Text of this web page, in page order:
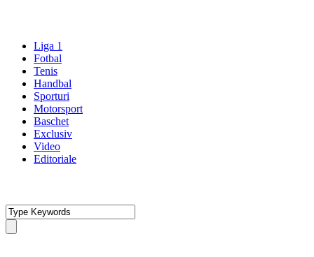
Liga 1
Fotbal
Tenis
Handbal
Sporturi
Motorsport
Baschet
Exclusiv
Video
Editoriale